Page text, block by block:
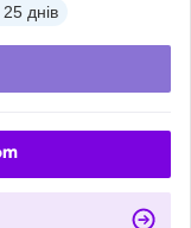
25 днів